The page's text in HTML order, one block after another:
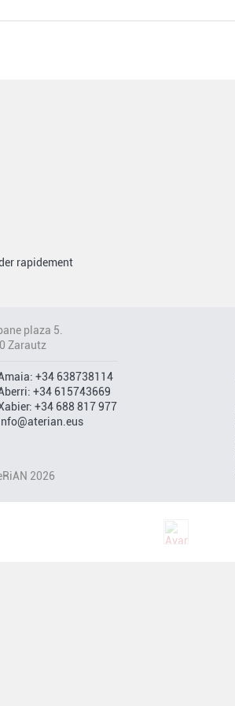
rapidement
plaza 5.
Zarautz
+34 638738114
+34 615743669
+34 688 817 977
2026